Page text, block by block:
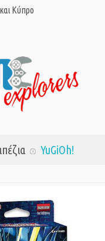
Κύπρο
YuGiOh!